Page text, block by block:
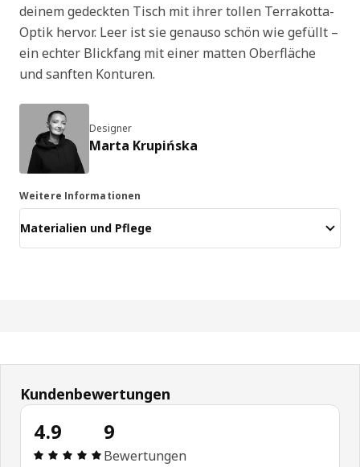
deinem gedeckten Tisch mit ihrer tollen Terrakotta-
Optik hervor. Leer ist sie genauso schön wie gefüllt –
ein echter Blickfang mit einer matten Oberfläche
und sanften Konturen.
Designer
Marta Krupińska
Weitere Informationen
Materialien und Pflege
Kundenbewertungen
4.9
Bewertung: 4.9 von 5 Sterne Alle Bewertungen: 9
9
Bewertungen